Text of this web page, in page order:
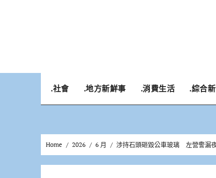
.社會 .地方新鮮事 .消費生活 .綜合
Home 2026 6 月 涉持石頭砸毀公車玻璃 左營警漏